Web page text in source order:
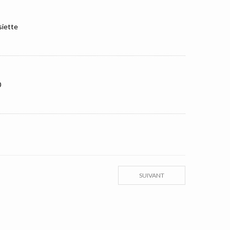
SUIVANT